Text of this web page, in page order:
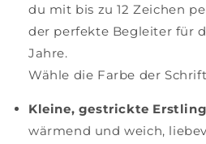
du mit bis zu 12 Zeichen
der perfekte Begleiter für
Jahre.
Wähle die Farbe der
Kleine, gestrickte
wärmend und weich,